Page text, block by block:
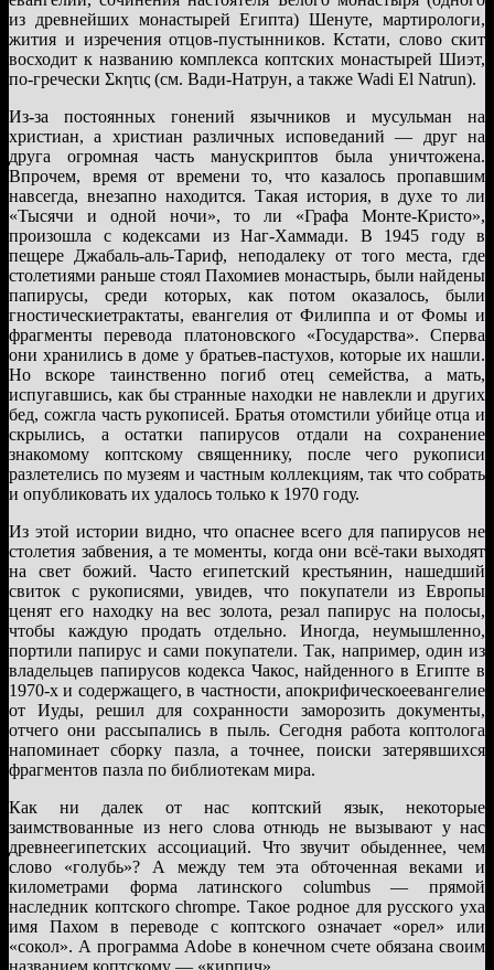
из древнейших монастырей Египта) Шенуте, мартирологи,
жития и изречения отцов-пустынников. Кстати, слово скит
восходит к названию комплекса коптских монастырей Шиэт,
по-гречески Σκητις (см. Вади-Натрун, а также Wadi El Natrun).
Из-за постоянных гонений язычников и мусульман на
христиан, а христиан различных исповеданий — друг на
друга огромная часть манускриптов была уничтожена.
Впрочем, время от времени то, что казалось пропавшим
навсегда, внезапно находится. Такая история, в духе то ли
«Тысячи и одной ночи», то ли «Графа Монте-Кристо»,
произошла с кодексами из Наг-Хаммади. В 1945 году в
пещере Джабаль-аль-Тариф, неподалеку от того места, где
столетиями раньше стоял Пахомиев монастырь, были найдены
папирусы, среди которых, как потом оказалось, были
гностическиетрактаты, евангелия от Филиппа и от Фомы и
фрагменты перевода платоновского «Государства». Сперва
они хранились в доме у братьев-пастухов, которые их нашли.
Но вскоре таинственно погиб отец семейства, а мать,
испугавшись, как бы странные находки не навлекли и других
бед, сожгла часть рукописей. Братья отомстили убийце отца и
скрылись, а остатки папирусов отдали на сохранение
знакомому коптскому священнику, после чего рукописи
разлетелись по музеям и частным коллекциям, так что собрать
и опубликовать их удалось только к 1970 году.
Из этой истории видно, что опаснее всего для папирусов не
столетия забвения, а те моменты, когда они всё-таки выходят
на свет божий. Часто египетский крестьянин, нашедший
свиток с рукописями, увидев, что покупатели из Европы
ценят его находку на вес золота, резал папирус на полосы,
чтобы каждую продать отдельно. Иногда, неумышленно,
портили папирус и сами покупатели. Так, например, один из
владельцев папирусов кодекса Чакос, найденного в Египте в
1970-х и содержащего, в частности, апокрифическоеевангелие
от Иуды, решил для сохранности заморозить документы,
отчего они рассыпались в пыль. Сегодня работа коптолога
напоминает сборку пазла, а точнее, поиски затерявшихся
фрагментов пазла по библиотекам мира.
Как ни далек от нас коптский язык, некоторые
заимствованные из него слова отнюдь не вызывают у нас
древнеегипетских ассоциаций. Что звучит обыденнее, чем
слово «голубь»? А между тем эта обточенная веками и
километрами форма латинского columbus — прямой
наследник коптского chrompe. Такое родное для русского уха
имя Пахом в переводе с коптского означает «орел» или
«сокол». А программа Adobe в конечном счете обязана своим
названием коптскому — «кирпич».